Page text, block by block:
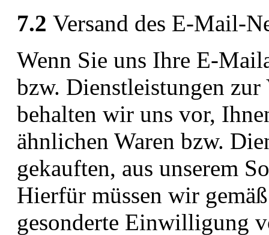
7.2 Versand des E-Mail-
Wenn Sie uns Ihre E-
bzw. Dienstleistungen
behalten wir uns vor,
ähnlichen Waren bzw.
gekauften, aus unserem
Hierfür müssen wir
gesonderte Einwilligung